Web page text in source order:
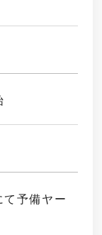
て予備ヤー